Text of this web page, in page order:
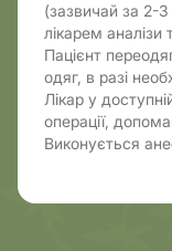
(зазвичай за 2-3
лікарем аналізи
Пацієнт
одяг, в разі
Лікар у
операції,
Виконується